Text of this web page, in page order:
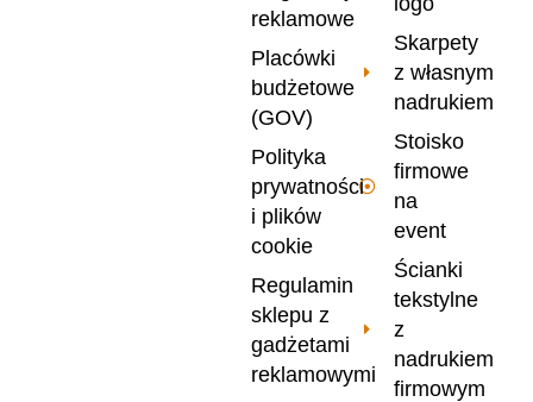
Skarpety
z własnym
nadrukiem
Stoisko
firmowe
na
event
Ścianki
tekstylne
z
nadrukiem
firmowym
reklamowe
Placówki
budżetowe
(GOV)
Polityka
prywatności
i plików
cookie
Regulamin
sklepu z
gadżetami
reklamowymi